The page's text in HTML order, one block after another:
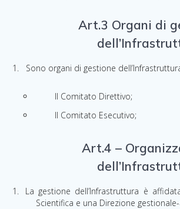
Art.3 Organi di
Sono organi di gestione
Il Comitato Direttivo;
Il Comitato Esecutivo;
Art.4 –
La gestione dell’Infrastruttura è
Scientifica e una Direzione